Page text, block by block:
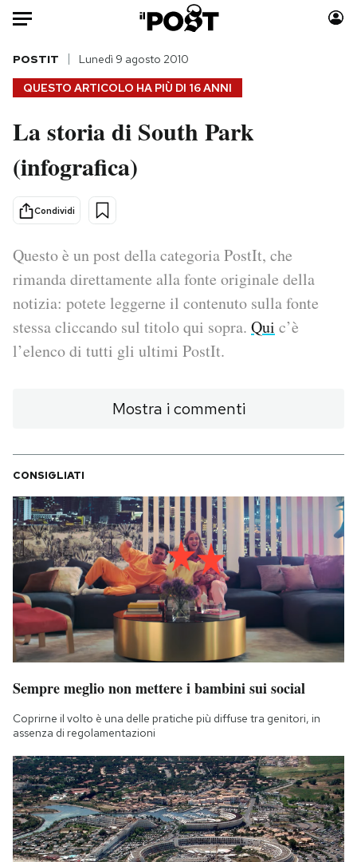
Auto
HOME
Italia
Politica
Tecnologia
Internet
Scienza
Cultura
Moda
Media
Europa
I MIEI PREFERITI
SHOP
CALENDARIO
AREA PERSONALE
Area Personale
Notifiche mobile
Hai bisogno di aiuto?
Esci
QUESTO ARTICOLO HA PIÙ DI 16 ANNI
POSTIT Lunedì 9 agosto 2010
La storia di South Park
(infografica)
Condividi
Questo è un post della categoria PostIt, che
rimanda direttamente alla fonte originale della
notizia: potete leggerne il contenuto sulla fonte
stessa cliccando sul titolo qui sopra. Qui c’è
l’elenco di tutti gli ultimi PostIt.
Mostra i commenti
CONSIGLIATI
Sempre meglio non mettere i bambini sui social
Coprirne il volto è una delle pratiche più diffuse tra genitori, in
assenza di regolamentazioni